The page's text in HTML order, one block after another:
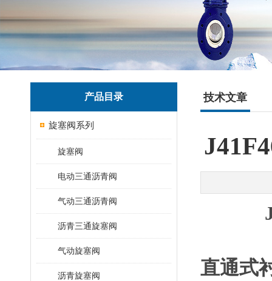
产品目录
旋塞阀系列
旋塞阀
电动三通沥青阀
气动三通沥青阀
沥青三通旋塞阀
气动旋塞阀
沥青旋塞阀
技术文章
直通式